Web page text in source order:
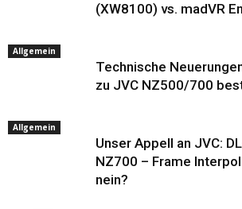
(XW8100) vs. madVR
Allgemein
Technische
zu JVC NZ500/700
Allgemein
Unser Appell an JVC:
NZ700 – Frame
nein?